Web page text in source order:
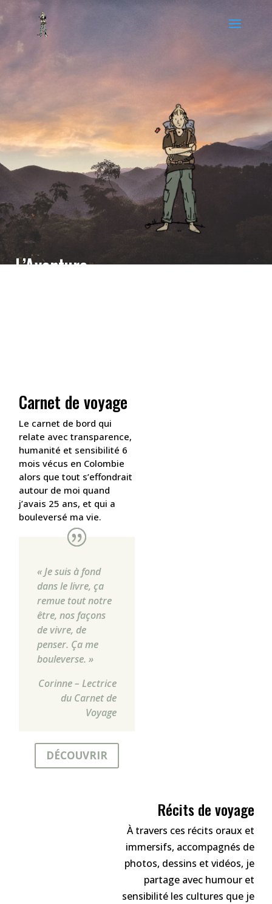
L’Aventure…
Carnet de voyage
Le carnet de bord qui
relate avec transparence,
humanité et sensibilité 6
mois vécus en Colombie
alors que tout s’effondrait
autour de moi quand
j’avais 25 ans, et qui a
bouleversé ma vie.
« Je suis à fond
dans le livre, ça
remue tout notre
être, nos façons
de vivre, de
penser. Ça me
bouleverse. »
Corinne – Lectrice
du Carnet de
Voyage
DÉCOUVRIR
Récits de voyage
À travers ces récits oraux et
immersifs, accompagnés de
photos, dessins et vidéos, je
partage avec humour et
sensibilité les cultures que je